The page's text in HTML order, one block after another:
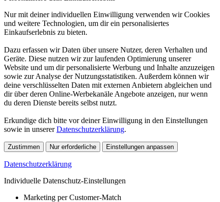
Nur mit deiner individuellen Einwilligung verwenden wir Cookies
und weitere Technologien, um dir ein personalisiertes
Einkaufserlebnis zu bieten.
Dazu erfassen wir Daten über unsere Nutzer, deren Verhalten und
Geräte. Diese nutzen wir zur laufenden Optimierung unserer
Website und um dir personalisierte Werbung und Inhalte anzuzeigen
sowie zur Analyse der Nutzungsstatistiken. Außerdem können wir
deine verschlüsselten Daten mit externen Anbietern abgleichen und
dir über deren Online-Werbekanäle Angebote anzeigen, nur wenn
du deren Dienste bereits selbst nutzt.
Erkundige dich bitte vor deiner Einwilligung in den Einstellungen
sowie in unsererDatenschutzerklärung.
Zustimmen Nur erforderliche Einstellungen anpassen
Datenschutzerklärung
Individuelle Datenschutz-Einstellungen
Marketing per Customer-Match